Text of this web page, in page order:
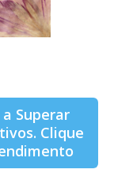
Superar
Clique